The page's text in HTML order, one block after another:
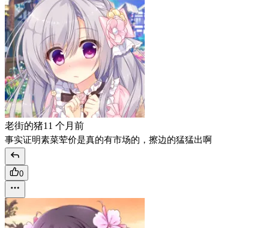
老街的猪11 个月前
事实证明素菜荤价是真的有市场的，擦边的猛猛出啊
0